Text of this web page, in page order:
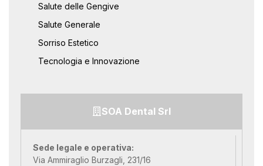
Salute delle Gengive
Salute Generale
Sorriso Estetico
Tecnologia e Innovazione
SOA Dental Srl
Sede legale e operativa:
Via Ammiraglio Burzagli, 231/16